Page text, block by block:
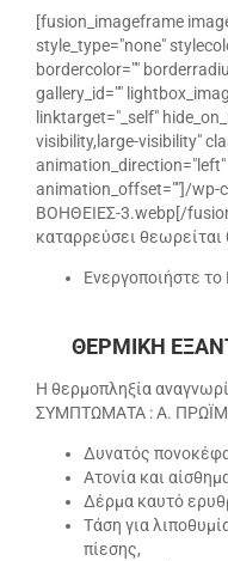
[fusion_imageframe
style_type="none"
bordercolor=""
gallery_id=""
linktarget="_self"
visibility,large-visibility"
animation_offset=""]/
ΒΟΗΘΕΙΕΣ-3.webp[/
καταρρεύσει
Ενεργοποιήστε
ΘΕΡΜΙΚΗ
Η θερμοπληξία
ΣΥΜΠΤΩΜΑΤΑ : Α.
Δυνατός
Ατονία και
Δέρμα καυτό
Τάση για
πίεσης,